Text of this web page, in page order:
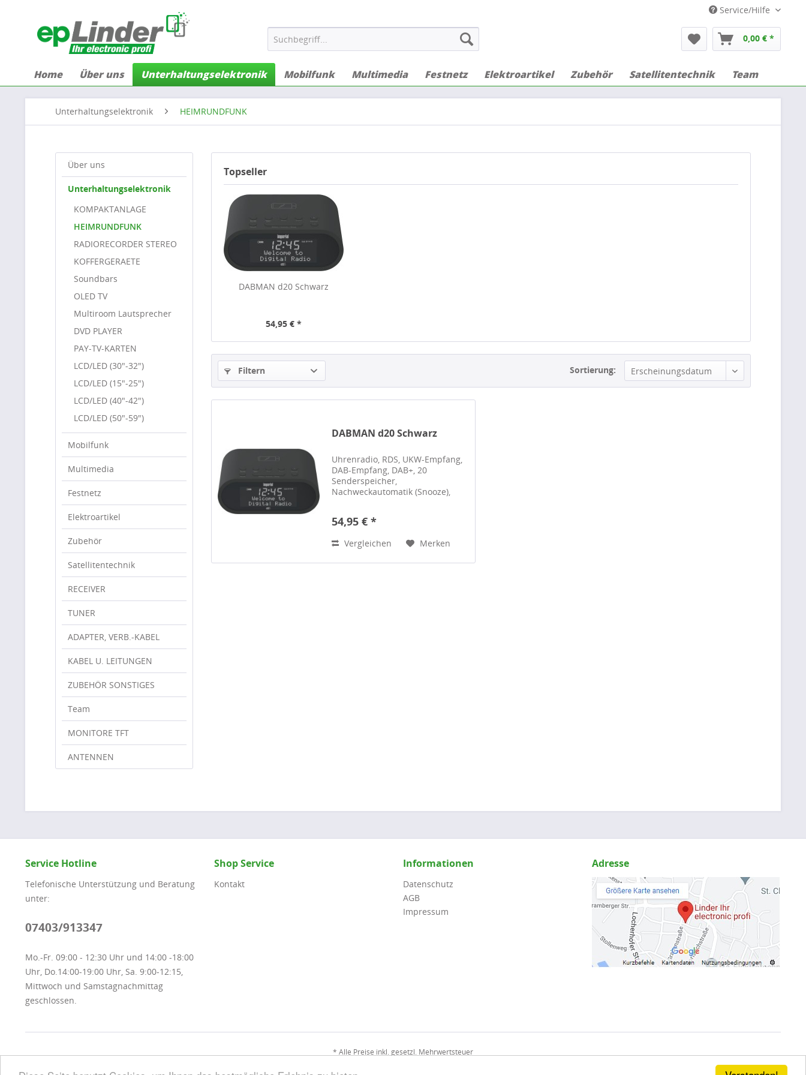
Service/Hilfe
0,00 € *
Home Über uns Unterhaltungselektronik Mobilfunk Multimedia Festnetz Elektroartikel Zubehör Satellitentechnik Team
Unterhaltungselektronik HEIMRUNDFUNK
Über uns
Unterhaltungselektronik
KOMPAKTANLAGE
HEIMRUNDFUNK
RADIORECORDER STEREO
KOFFERGERAETE
Soundbars
OLED TV
Multiroom Lautsprecher
DVD PLAYER
PAY-TV-KARTEN
LCD/LED (30"-32")
LCD/LED (15"-25")
LCD/LED (40"-42")
LCD/LED (50"-59")
Mobilfunk
Multimedia
Festnetz
Elektroartikel
Zubehör
Satellitentechnik
RECEIVER
TUNER
ADAPTER, VERB.-KABEL
KABEL U. LEITUNGEN
ZUBEHÖR SONSTIGES
Team
MONITORE TFT
ANTENNEN
Topseller
DABMAN d20 Schwarz
54,95 € *
Filtern Sortierung: Erscheinungsdatum
DABMAN d20 Schwarz
Uhrenradio, RDS, UKW-Empfang,
DAB-Empfang, DAB+, 20
Senderspeicher,
Nachweckautomatik (Snooze),
Induktionsladefunktion Art
UKW-Empfang ja DAB-Empfang ja
54,95 € *
Vergleichen Merken
Service Hotline
Telefonische Unterstützung und Beratung
unter:
07403/913347
Mo.-Fr. 09:00 - 12:30 Uhr und 14:00 -18:00
Uhr, Do.14:00-19:00 Uhr, Sa. 9:00-12:15,
Mittwoch und Samstagnachmittag
geschlossen.
Shop Service
Kontakt
Informationen
Datenschutz
AGB
Impressum
Adresse
* Alle Preise inkl. gesetzl. Mehrwertsteuer